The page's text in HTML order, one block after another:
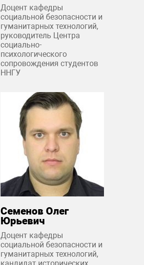
Доцент кафедры
социальной безопасности и
гуманитарных технологий,
руководитель Центра
социально-
психологического
сопровождения студентов
ННГУ
Семенов Олег
Юрьевич
Доцент кафедры
социальной безопасности и
гуманитарных технологий,